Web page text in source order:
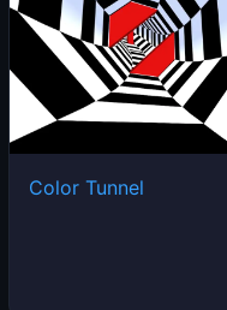
Color Tunnel